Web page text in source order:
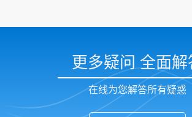
更多疑问 全面解
在线为您解答所有疑惑